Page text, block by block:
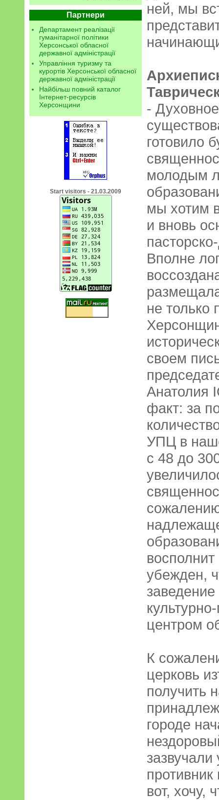
Партнери
Департамент реалізації
гуманітарної політики
Херсонської обласної
державної адміністрації
Управління туризму та
курортів Херсонської обласної
державної адміністрації
Найбільш повний каталог
Інтернет-ресурсів
Херсонщини
Start visitors - 21.03.2009
ней, мы
-
готовило
молодым
мы хотим
и вновь
Вполне
не только
своем
Анатолия
факт: за
УПЦ в
с 48 до
восполнит
убежден,
центром
К
церковь
получить
городе
вот, хочу,